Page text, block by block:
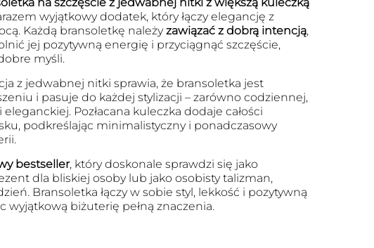
wyjątkowy dodatek, który łączy elegancję z
Każdą bransoletkę należyzawiązać z dobrą intencją,
jej pozytywną energię i przyciągnąć szczęście,
myśli.
z jedwabnej nitki sprawia, że bransoletka jest
i pasuje do każdej stylizacji – zarówno codziennej,
Pozłacana kuleczka dodaje całości
podkreślając minimalistyczny i ponadczasowy
bestseller, który doskonale sprawdzi się jako
dla bliskiej osoby lub jako osobisty talizman,
Bransoletka łączy w sobie styl, lekkość i pozytywną
wyjątkową biżuterię pełną znaczenia.